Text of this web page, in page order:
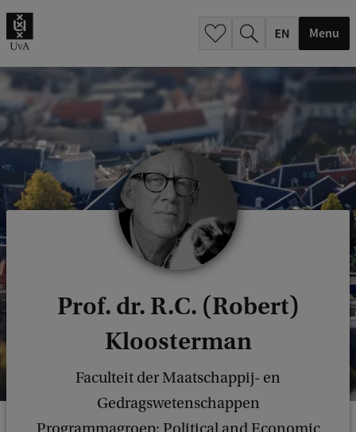
Menu
Prof. dr. R.C. (Robert)
Kloosterman
Faculteit der Maatschappij- en
Gedragswetenschappen